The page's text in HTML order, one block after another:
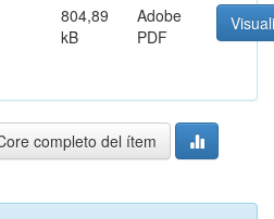
804,89
kB
Adobe
PDF
completo del ítem